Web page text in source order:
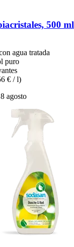
500 ml
agua tratada
puro
€ / l)
agosto